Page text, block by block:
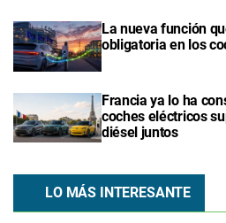
La nueva función
obligatoria en los
Francia ya lo ha
coches eléctricos
diésel juntos
LO MÁS INTERESANTE